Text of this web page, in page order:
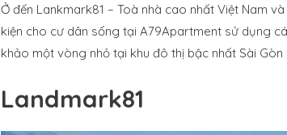
Ở đến Lankmark81 – Toà nhà cao nhất Việt Nam
kiện cho cư dân sống tại A79Apartment sử dụng
khảo một vòng nhỏ tại khu đô thị bậc nhất Sài Gòn
Landmark81